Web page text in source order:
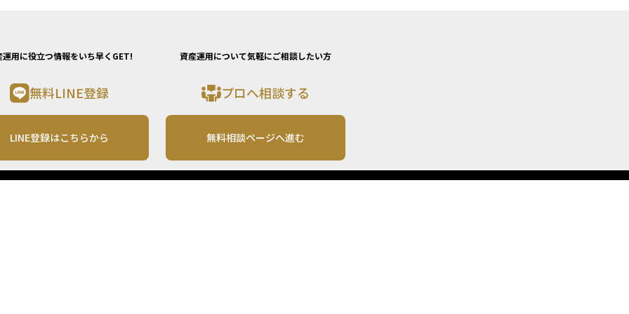
運用に役立つ情報をいち早くGET!
無料LINE登録
LINE登録はこちらから
資産運用について気軽にご相談したい方
プロへ相談する
無料相談ページへ進む